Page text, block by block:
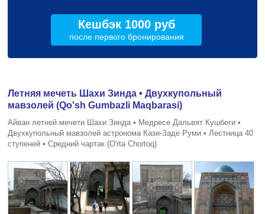
Кешбэк 1000 руб
после первого бронирования
Летняя мечеть Шахи Зинда • Двухкупольный
мавзолей (Qo'sh Gumbazli Maqbarasi)
Айван летней мечети Шахи Зинда • Медресе Дальвят Кушбеги •
Двухкупольный мавзолей астронома Кази-Заде Руми • Лестница 40
ступеней • Средний чартак (O'rta Chortoq)